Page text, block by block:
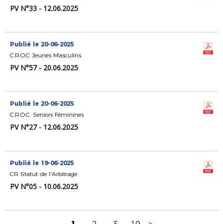
PV N°33 - 12.06.2025
Publié le 20-06-2025
C.R.O.C Jeunes Masculins
PV N°57 - 20.06.2025
Publié le 20-06-2025
C.R.O.C. Seniors Féminines
PV N°27 - 12.06.2025
Publié le 19-06-2025
CR Statut de l'Arbitrage
PV N°05 - 10.06.2025